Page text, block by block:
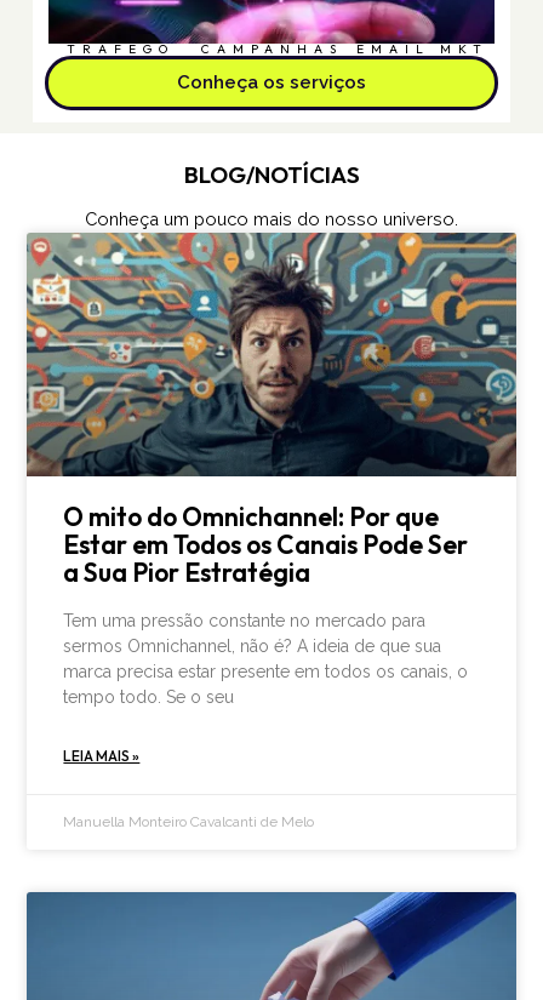
TRÁFEGO CAMPANHAS EMAIL MKT
Conheça os serviços
BLOG/NOTÍCIAS
Conheça um pouco mais do nosso universo.
O mito do Omnichannel: Por que
Estar em Todos os Canais Pode Ser
a Sua Pior Estratégia
Tem uma pressão constante no mercado para
sermos Omnichannel, não é? A ideia de que sua
marca precisa estar presente em todos os canais, o
tempo todo. Se o seu
LEIA MAIS »
Manuella Monteiro Cavalcanti de Melo